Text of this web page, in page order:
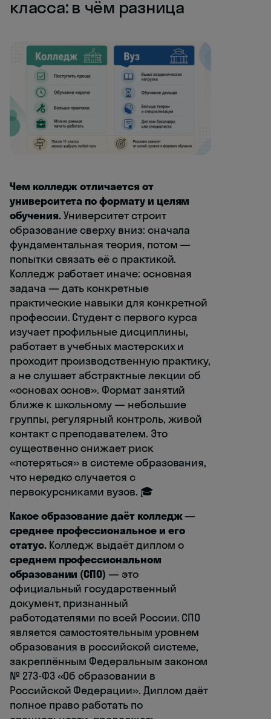
класса: в чём разница
Чем колледж отличается от
университета по формату и целям
обучения.Университет строит
образование сверху вниз: сначала
фундаментальная теория, потом —
попытки связать её с практикой.
Колледж работает иначе: основная
задача — дать конкретные
практические навыки для конкретной
профессии. Студент с первого курса
изучает профильные дисциплины,
работает в учебных мастерских и
проходит производственную практику,
а не слушает абстрактные лекции об
«основах основ». Формат занятий
ближе к школьному — небольшие
группы, регулярный контроль, живой
контакт с преподавателем. Это
существенно снижает риск
«потеряться» в системе образования,
что нередко случается с
первокурсниками вузов. 🎓
Какое образование даёт колледж —
среднее профессиональное и его
статус.Колледж выдаёт диплом о
среднем профессиональном
образовании (СПО) — это
официальный государственный
документ, признанный
работодателями по всей России. СПО
является самостоятельным уровнем
образования в российской системе,
закреплённым Федеральным законом
№ 273-ФЗ «Об образовании в
Российской Федерации». Диплом даёт
полное право работать по